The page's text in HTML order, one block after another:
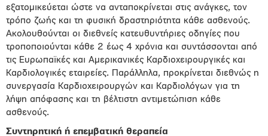
εξατομικεύεται ώστε να ανταποκρίνεται στις ανάγκες, τον
τρόπο ζωής και τη φυσική δραστηριότητα κάθε ασθενούς.
Ακολουθούνται οι διεθνείς κατευθυντήριες οδηγίες που
τροποποιούνται κάθε 2 έως 4 χρόνια και συντάσσονται από
τις Ευρωπαϊκές και Αμερικανικές Καρδιοχειρουργικές και
Καρδιολογικές εταιρείες. Παράλληλα, προκρίνεται διεθνώς η
συνεργασία Καρδιοχειρουργών και Καρδιολόγων για τη
λήψη απόφασης και τη βέλτιστη αντιμετώπιση κάθε
ασθενούς.
Συντηρητική ή επεμβατική θεραπεία